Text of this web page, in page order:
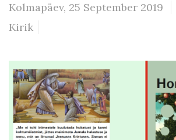
Kolmapäev, 25 September 2019
Kirik